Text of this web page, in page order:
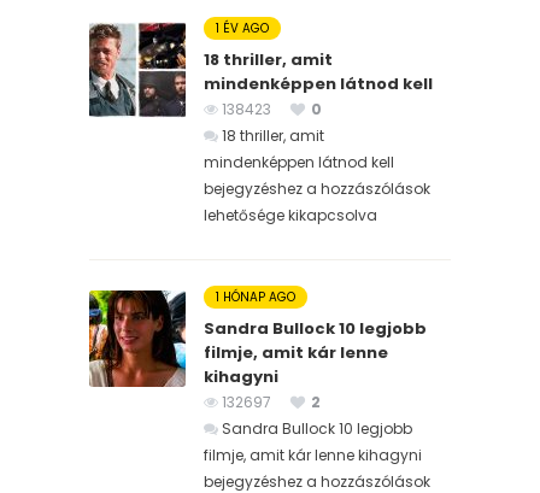
1 ÉV AGO
18 thriller, amit
mindenképpen látnod kell
138423
0
18 thriller, amit
mindenképpen látnod kell
bejegyzéshez a hozzászólások
lehetősége kikapcsolva
1 HÓNAP AGO
Sandra Bullock 10 legjobb
filmje, amit kár lenne
kihagyni
132697
2
Sandra Bullock 10 legjobb
filmje, amit kár lenne kihagyni
bejegyzéshez a hozzászólások